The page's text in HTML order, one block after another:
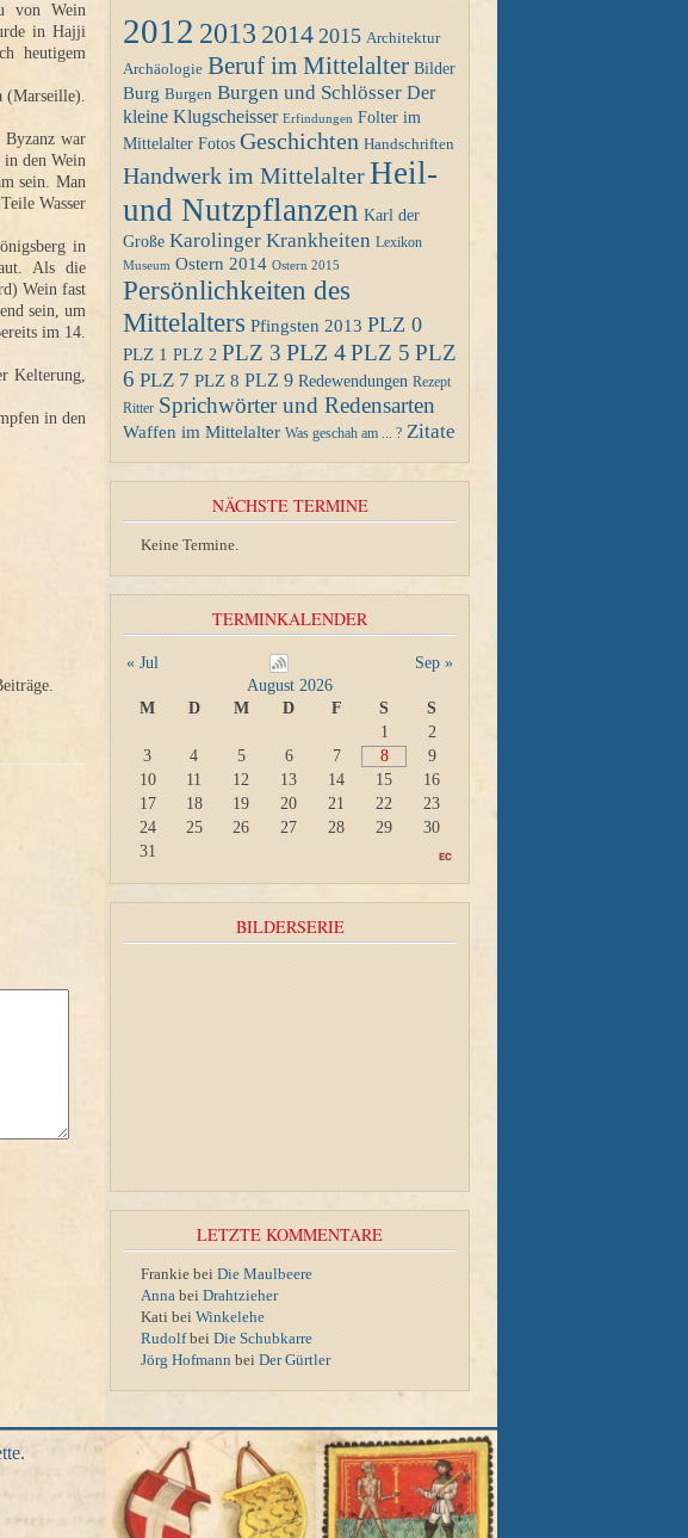
von Wein
in Hajji
heutigem
(Marseille).
Byzanz war
den Wein
sein. Man
Wasser
in
Als die
Wein fast
sein, um
im 14.
Kelterung,
in den
2012 2013 2014 2015 Architektur
Archäologie Beruf im Mittelalter Bilder
Burg Burgen Burgen und Schlösser Der
kleine Klugscheisser Erfindungen Folter im
Mittelalter Fotos Geschichten Handschriften
Handwerk im MittelalterHeil-
und Nutzpflanzen Karl der
Große Karolinger Krankheiten Lexikon
Museum Ostern 2014 Ostern 2015
Persönlichkeiten des
Mittelalters Pfingsten 2013 PLZ 0
PLZ 1 PLZ 2 PLZ 3 PLZ 4PLZ 5 PLZ
6 PLZ 7 PLZ 8 PLZ 9 Redewendungen Rezept
Ritter Sprichwörter und Redensarten
Waffen im Mittelalter Was geschah am ... ? Zitate
NÄCHSTE TERMINE
Keine Termine.
TERMINKALENDER
« Jul
Sep »
August 2026
M
D M D F S
S
1
2
3
4 5 6 7 8
9
10
11 12 13 14 15
16
17
18 19 20 21 22
23
24
25 26 27 28 29
30
31
BILDERSERIE
LETZTE KOMMENTARE
Frankie bei Die Maulbeere
Anna bei Drahtzieher
Kati bei Winkelehe
Rudolfbei Die Schubkarre
Jörg Hofmann bei Der Gürtler
.